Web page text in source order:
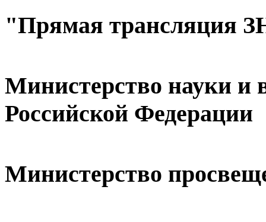
"Прямая трансляция
Министерство науки и
Российской Федерации
Министерство